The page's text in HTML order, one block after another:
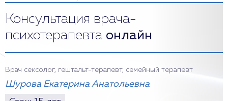
Консультация врача-
психотерапевта онлайн
Врач сексолог, гештальт-терапевт, семейный терапевт
Шурова Екатерина Анатольевна